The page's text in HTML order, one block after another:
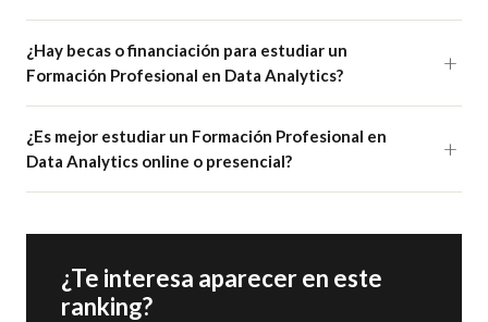
¿Hay becas o financiación para estudiar un
Formación Profesional en Data Analytics?
¿Es mejor estudiar un Formación Profesional en
Data Analytics online o presencial?
¿Te interesa aparecer en este
ranking?